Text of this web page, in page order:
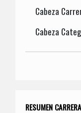
Cabeza
Cabeza
RESUMEN CARRERA